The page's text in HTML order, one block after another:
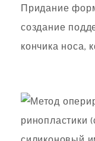
Придание
создание
кончика носа,